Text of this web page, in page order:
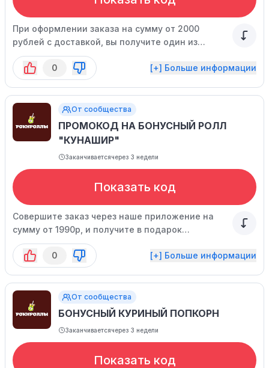
При оформлении заказа на сумму от 2000
рублей с доставкой, вы получите один из
подарков.
0
[+] Больше информации
От сообщества
ПРОМОКОД НА БОНУСНЫЙ РОЛЛ
"КУНАШИР"
Заканчиваетсячерез 3 недели
Показать код
Совершите заказ через наше приложение на
сумму от 1990р, и получите в подарок
аппетитный ролл "Кунашир". Успейте
воспользоваться кодом, пока он еще действует.
0 [+] Больше информации
От сообщества
БОНУСНЫЙ КУРИНЫЙ ПОПКОРН
Заканчиваетсячерез 3 недели
Показать код